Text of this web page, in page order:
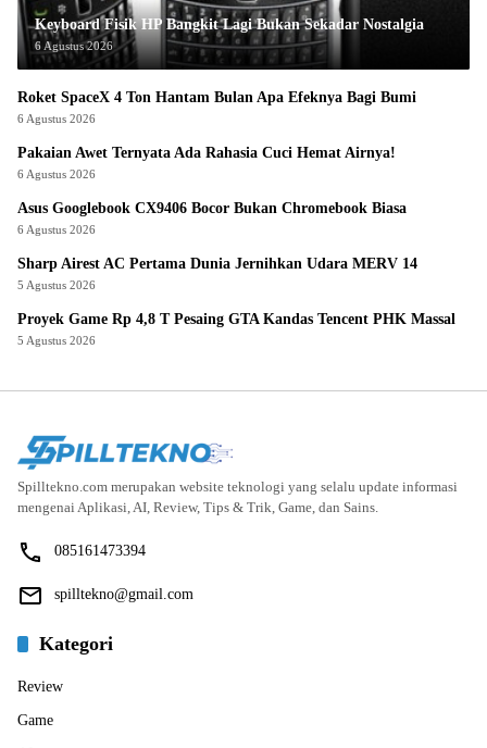
Keyboard Fisik HP Bangkit Lagi Bukan Sekadar Nostalgia
6 Agustus 2026
Roket SpaceX 4 Ton Hantam Bulan Apa Efeknya Bagi Bumi
6 Agustus 2026
Pakaian Awet Ternyata Ada Rahasia Cuci Hemat Airnya!
6 Agustus 2026
Asus Googlebook CX9406 Bocor Bukan Chromebook Biasa
6 Agustus 2026
Sharp Airest AC Pertama Dunia Jernihkan Udara MERV 14
5 Agustus 2026
Proyek Game Rp 4,8 T Pesaing GTA Kandas Tencent PHK Massal
5 Agustus 2026
Spilltekno.com merupakan website teknologi yang selalu update informasi
mengenai Aplikasi, AI, Review, Tips & Trik, Game, dan Sains.
085161473394
spilltekno@gmail.com
Kategori
Review
Game